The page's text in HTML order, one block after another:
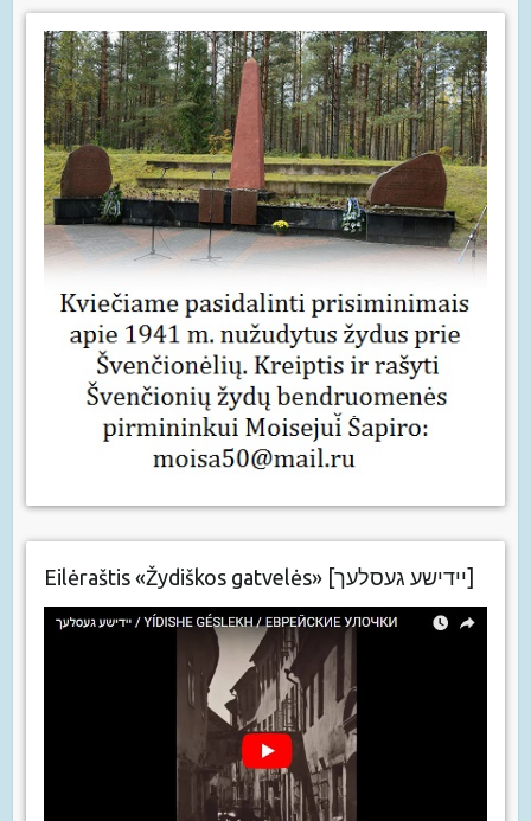
Eilėraštis «Žydiškos gatvelės» [יידישע געסלעך]